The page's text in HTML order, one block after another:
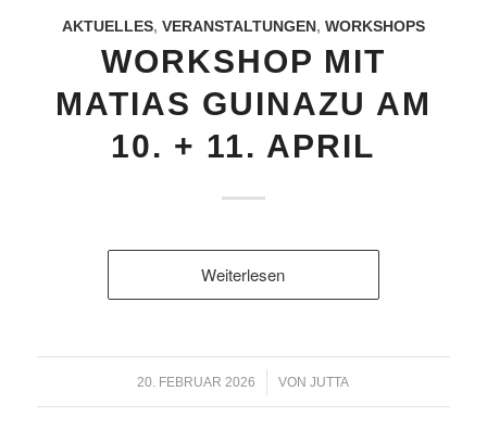
AKTUELLES, VERANSTALTUNGEN , WORKSHOPS
WORKSHOP MIT
MATIAS GUINAZU AM
10. + 11. APRIL
Weiterlesen
20. FEBRUAR 2026
/ VONJUTTA